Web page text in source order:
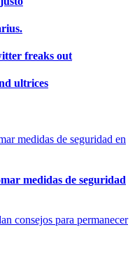
freaks out
ultrices
medidas de seguridad